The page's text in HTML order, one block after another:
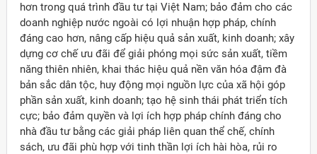
hơn trong quá trình đầu tư tại Việt Nam; bảo đảm cho các
doanh nghiệp nước ngoài có lợi nhuận hợp pháp, chính
đáng cao hơn, nâng cấp hiệu quả sản xuất, kinh doanh; xây
dựng cơ chế ưu đãi để giải phóng mọi sức sản xuất, tiềm
năng thiên nhiên, khai thác hiệu quả nền văn hóa đậm đà
bản sắc dân tộc, huy động mọi nguồn lực của xã hội góp
phần sản xuất, kinh doanh; tạo hệ sinh thái phát triển tích
cực; bảo đảm quyền và lợi ích hợp pháp chính đáng cho
nhà đầu tư bằng các giải pháp liên quan thể chế, chính
sách, ưu đãi phù hợp với tinh thần lợi ích hài hòa, rủi ro